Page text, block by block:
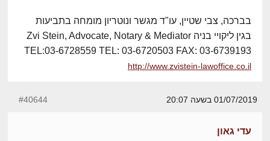
בברכה, צבי שטיין, עו"ד מגשר ונוטריון מומחה בתביעות
בגין ליקויי בניה Zvi Stein, Advocate, Notary & Mediator
TEL:03-6728559 TEL: 03-6720503 FAX: 03-6739193
http://www.zvistein-lawoffice.co.il
01/07/2019 בשעה 20:07 #40644
עדי גאון